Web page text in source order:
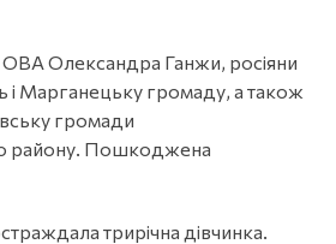
Олександра Ганжи, росіяни
і Марганецьку громаду, а також
громади
району. Пошкоджена
трирічна дівчинка.